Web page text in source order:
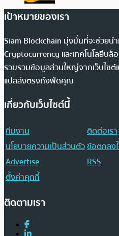
เป้าหมายของเรา
Siam Blockchain มุ่งมั่นที่จะช่วยน
Cryptocurrency และเทคโนโลยีบล็
รวบรวมข้อมูลส่วนใหญ่จากเว็บไซต์
แปลส่งตรงถึงฟีดคุณ
เกี่ยวกับเว็บไซต์นี้
ทีมงาน
ติดต่อเรา
นโยบายความเป็นส่วนตัวข้อตกลง
Advertise
RSS
ตั้งค่าคุกกี้
ติดตามเรา